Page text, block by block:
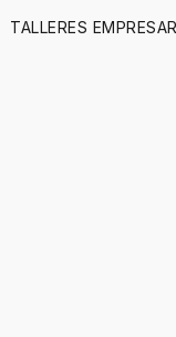
TALLERES